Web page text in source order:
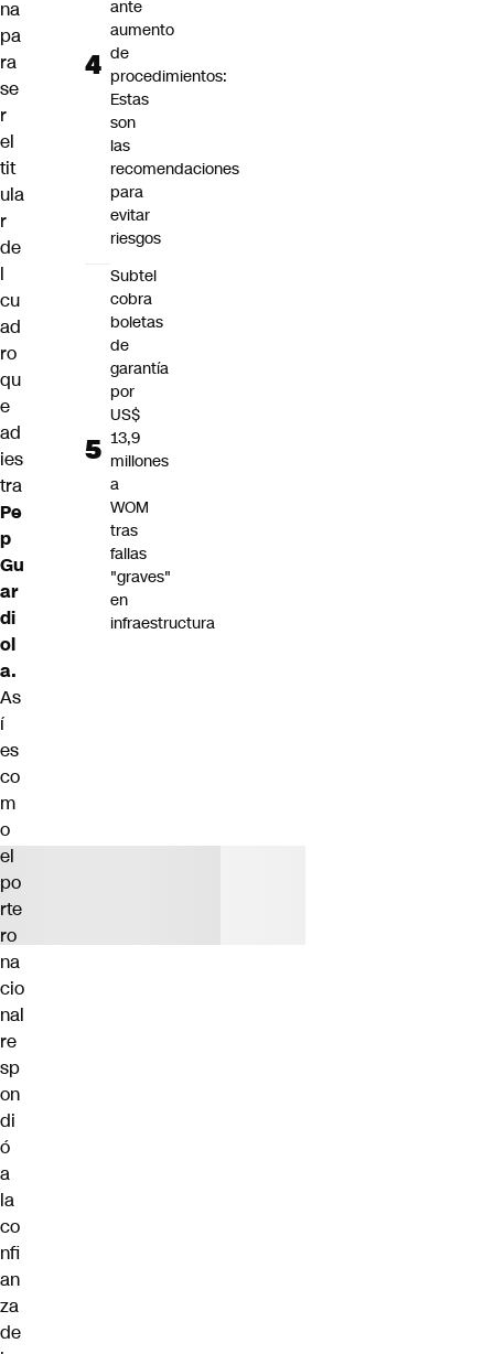
na
pa
ra
se
r
el
tit
ula
r
de
l
cu
ad
ro
qu
e
ad
ies
tra
Pe
p
Gu
ar
di
ol
a.
As
í
es
co
m
o
el
po
rte
ro
na
cio
nal
re
sp
on
di
ó
a
la
co
nfi
an
za
de
ante
aumento
de
procedimientos:
Estas
son
las
recomendaciones
para
evitar
riesgos
Subtel
cobra
boletas
de
garantía
por
US$
13,9
millones
a
WOM
tras
fallas
"graves"
en
infraestructura